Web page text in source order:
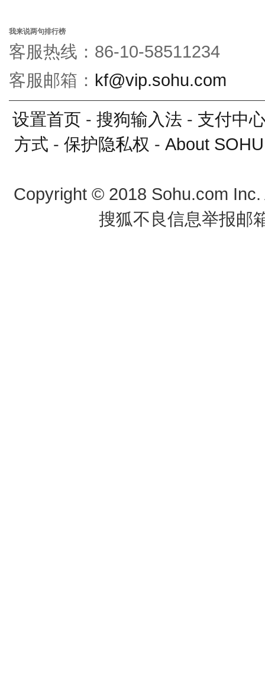
我来说两句排行榜
客服热线：86-10-58511234
客服邮箱： kf@vip.sohu.com
设置首页 - 搜狗输入法 - 支付中
方式 - 保护隐私权 - About SOHU
Copyright © 2018 Sohu.com
搜狐不良信息举报邮